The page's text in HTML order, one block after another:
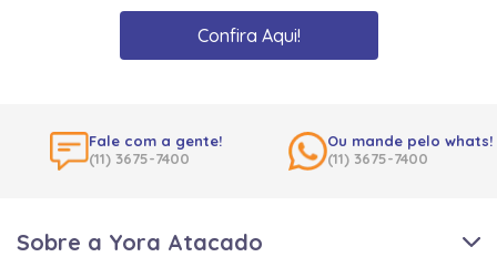
Confira Aqui!
Fale com a gente!
(11) 3675-7400
Ou mande pelo whats!
(11) 3675-7400
Sobre a Yora Atacado